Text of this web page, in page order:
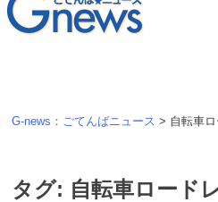
G-news：ごてんばニュース > 自転車
タグ: 自転車ロード